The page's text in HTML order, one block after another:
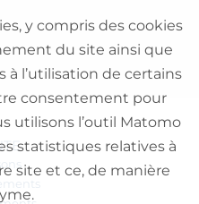
y compris des cookies
du site ainsi que
à l’utilisation de certains
consentement pour
utilisons l’outil Matomo
statistiques relatives à
site et ce, de manière